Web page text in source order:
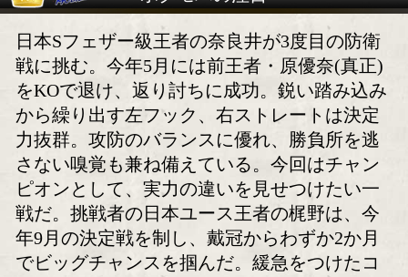
特集記事
奈良井翼vs梶野翔太! 王者 日本スーパーフェ